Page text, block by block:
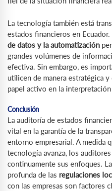
La tecnología también está
estados financieros en
de datos y la automatización
grandes volúmenes de
efectiva. Sin embargo, es
utilicen de manera estratégica
papel activo en la
Conclusión
La auditoría de estados
vital en la garantía de la
entorno empresarial. A medida
tecnología avanza, los
continuamente sus enfoques.
profunda de las regulaciones
con las empresas son factores